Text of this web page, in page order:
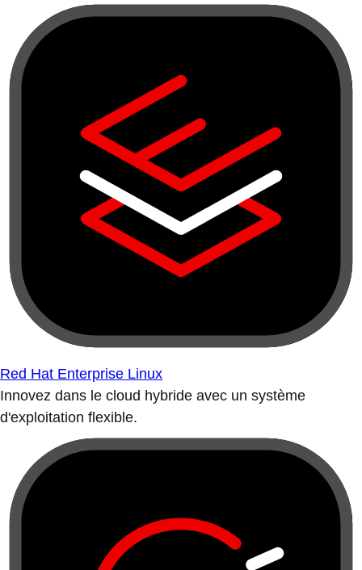
Red Hat Enterprise Linux
Innovez dans le cloud hybride avec un système
d'exploitation flexible.